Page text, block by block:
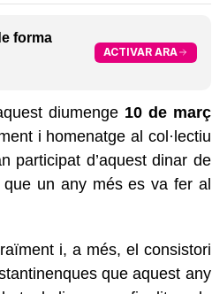
forma
ACTIVAR ARA
diumenge 10 de març
i homenatge al col·lectiu
participat d’aquest dinar de
que un any més es va fer al
i, a més, el consistori
que aquest any